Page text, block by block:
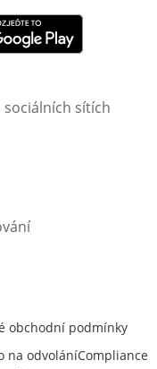
novém okně
sítích
okně
obchodní podmínky
na odvoláníCompliance